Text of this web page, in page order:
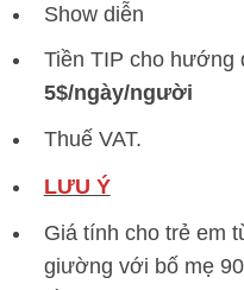
Show diễn
Tiền TIP cho hướng
5$/ngày/người
Thuế VAT.
LƯU Ý
Giá tính cho trẻ em
giường với bố mẹ